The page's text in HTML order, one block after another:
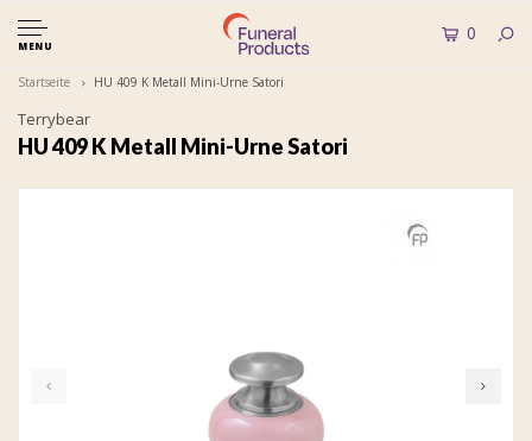
MENU
0
Startseite HU 409 K Metall Mini-Urne Satori
Terrybear
HU 409 K Metall Mini-Urne Satori